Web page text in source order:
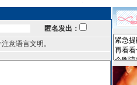
匿名发出：
意语言文明。